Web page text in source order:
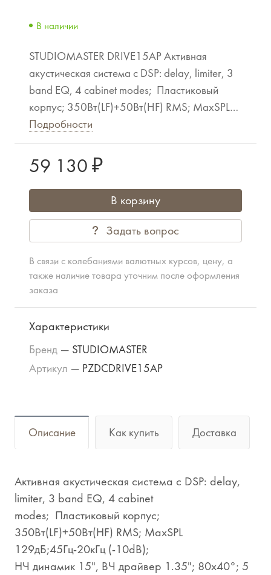
В наличии
STUDIOMASTER DRIVE15AP Активная
акустическая система с DSP: delay, limiter, 3
band EQ, 4 cabinet modes; Пластиковый
корпус; 350Вт(LF)+50Вт(HF) RMS; MaxSPL
129дБ;45Гц-20кГц (-10dB);
НЧ динамик 15", ВЧ драйвер 1.35"; 80х40°;
5 точек подвеса М10; фланец Ø35
Разъемы вх.: XLR/Jack 6.3+ 1 x 3.5mm Jack;
WxHxD,мм: 450 x 710 x 370; 20 кг.
Подробности
59 130 ₽
В корзину
Задать вопрос
В связи с колебаниями валютных курсов, цену, а
также наличие товара уточним после оформления
заказа
Характеристики
Бренд — STUDIOMASTER
Артикул — PZDCDRIVE15AP
Описание Как купить Доставка
Активная акустическая система с DSP: delay,
limiter, 3 band EQ, 4 cabinet
modes; Пластиковый корпус;
350Вт(LF)+50Вт(HF) RMS; MaxSPL
129дБ;45Гц-20кГц (-10dB);
НЧ динамик 15", ВЧ драйвер 1.35"; 80х40°; 5